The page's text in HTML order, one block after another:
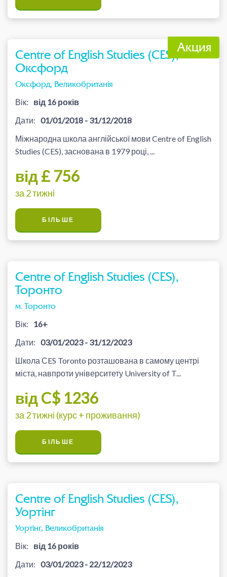
Centre of English Studies (CES),
Оксфорд
Оксфорд, Великобританія
Вік:
від 16 років
Дати: 01/01/2018 - 31/12/2018
Міжнародна школа англійської мови Centre of English
Studies (CES), заснована в 1979 році, ...
від £ 756
за 2 тижні
БІЛЬШЕ
Centre of English Studies (CES),
Торонто
м. Торонто
Вік:
16+
Дати: 03/01/2023 - 31/12/2023
Школа СES Toronto розташована в самому центрі
міста, навпроти університету University of T...
від C$ 1236
за 2 тижні (курс + проживання)
БІЛЬШЕ
Centre of English Studies (CES),
Уортінг
Уортінг, Великобританія
Вік:
від 16 років
Дати: 03/01/2023 - 22/12/2023